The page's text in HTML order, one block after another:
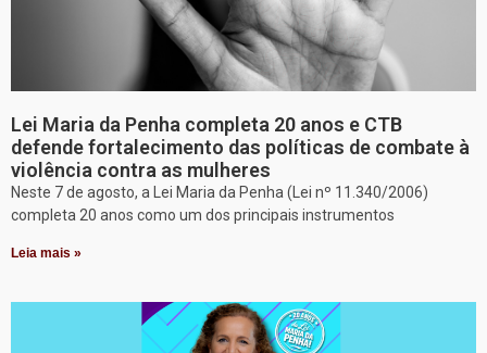
Lei Maria da Penha completa 20 anos e CTB
defende fortalecimento das políticas de combate à
violência contra as mulheres
Neste 7 de agosto, a Lei Maria da Penha (Lei nº 11.340/2006)
completa 20 anos como um dos principais instrumentos
Leia mais »